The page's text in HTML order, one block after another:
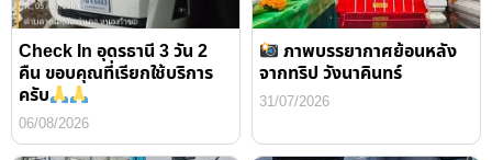
Check In อุดรธานี 3 วัน 2
คืน ขอบคุณที่เรียกใช้บริการ
ครับ
06/08/2026
ภาพบรรยากาศย้อนหลัง
จากทริป วังนาคินทร์
31/07/2026